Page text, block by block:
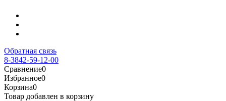
Обратная связь
8-3842-59-12-00
Сравнение0
Избранное0
Корзина0
Товар добавлен в корзину